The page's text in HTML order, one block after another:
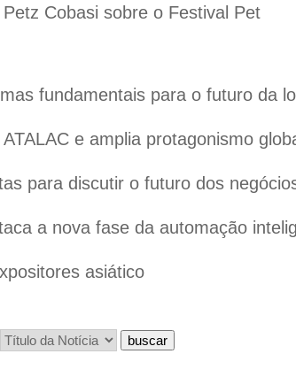
Cobasi sobre o Festival Pet
fundamentais para o futuro da
e amplia protagonismo
para discutir o futuro dos
a nova fase da automação
asiático